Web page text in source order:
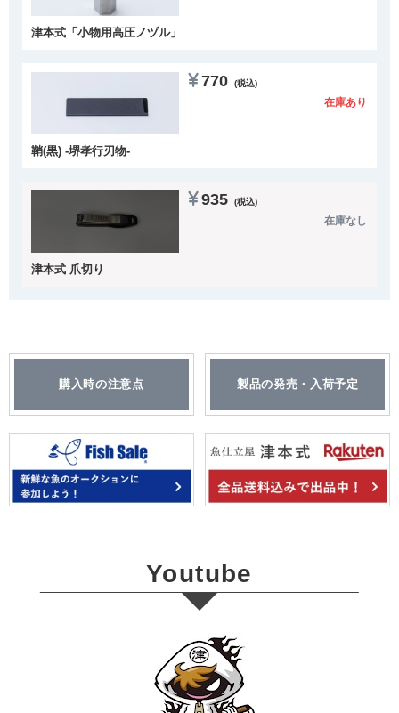
津本式「小物用高圧ノヅル」
770 (税込)
在庫あり
鞘(黒) -堺孝行刃物-
935 (税込)
在庫なし
津本式 爪切り
購入時の注意点 製品の発売・入荷予定
Youtube